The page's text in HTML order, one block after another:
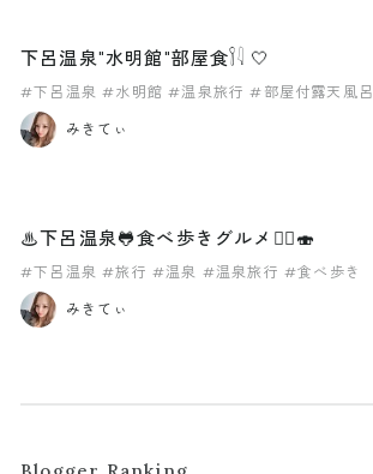
下呂温泉"水明館"部屋食𓌉𓇋 ‎🤍
#下呂温泉 #水明館 #温泉旅行 #部屋付露天風呂
みきてぃ
♨︎下呂温泉🐸食べ歩きグルメ🚶‍♀️🍣
#下呂温泉 #旅行 #温泉 #温泉旅行 #食べ歩き
みきてぃ